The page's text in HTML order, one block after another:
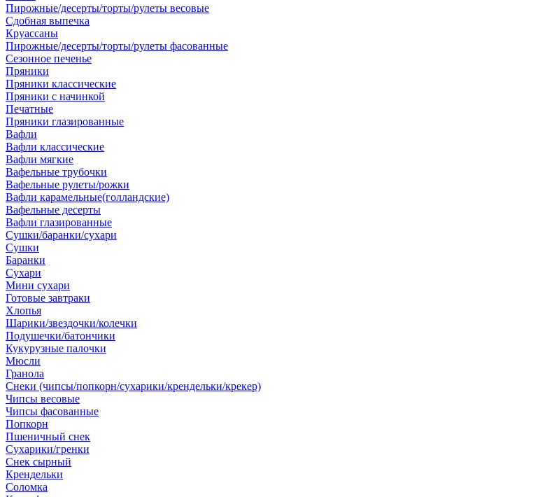
Пирожные/десерты/торты/рулеты весовые
Сдобная выпечка
Круассаны
Пирожные/десерты/торты/рулеты фасованные
Сезонное печенье
Пряники
Пряники классические
Пряники с начинкой
Печатные
Пряники глазированные
Вафли
Вафли классические
Вафли мягкие
Вафельные трубочки
Вафельные рулеты/рожки
Вафли карамельные(голландские)
Вафельные десерты
Вафли глазированные
Сушки/баранки/сухари
Сушки
Баранки
Сухари
Мини сухари
Готовые завтраки
Хлопья
Шарики/звездочки/колечки
Подушечки/батончики
Кукурузные палочки
Мюсли
Гранола
Снеки (чипсы/попкорн/сухарики/крендельки/крекер)
Чипсы весовые
Чипсы фасованные
Попкорн
Пшеничный снек
Сухарики/гренки
Снек сырный
Крендельки
Соломка